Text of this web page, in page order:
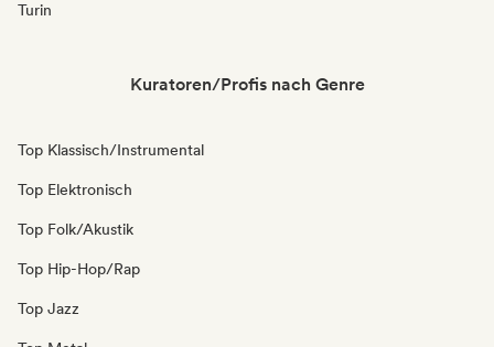
Turin
Kuratoren/Profis nach Genre
Top Klassisch/Instrumental
Top Elektronisch
Top Folk/Akustik
Top Hip-Hop/Rap
Top Jazz